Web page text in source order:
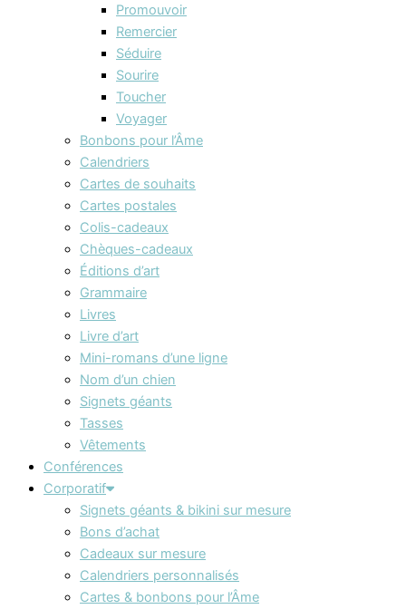
Promouvoir
Remercier
Séduire
Sourire
Toucher
Voyager
Bonbons pour l’Âme
Calendriers
Cartes de souhaits
Cartes postales
Colis-cadeaux
Chèques-cadeaux
Éditions d’art
Grammaire
Livres
Livre d’art
Mini-romans d’une ligne
Nom d’un chien
Signets géants
Tasses
Vêtements
Conférences
Corporatif
Signets géants & bikini sur mesure
Bons d’achat
Cadeaux sur mesure
Calendriers personnalisés
Cartes & bonbons pour l’Âme